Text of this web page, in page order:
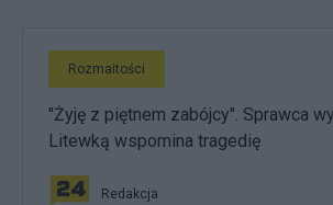
Rozmaitości
"Żyję z piętnem zabójcy". Sprawca
Litewką wspomina tragedię
Redakcja